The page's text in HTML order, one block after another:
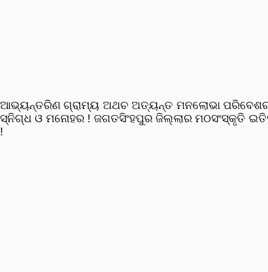
ଆଭ୍ୟନ୍ତରିଣ ଗ୍ରାମ୍ୟ ଅଥଚ ଅତ୍ୟନ୍ତ ମନଲୋଭା ପରିବେଶର
ସ୍ନିଗ୍ଧ ଓ ମନୋହର ! ଜଗତସିଂହପୁର ଜିଲ୍ଲାର ମଠସଂସ୍କୃତି
!